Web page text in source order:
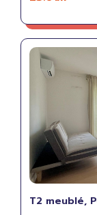
T2 meublé,